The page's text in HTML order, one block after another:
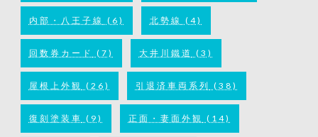
内部・八王子線 (6) 北勢線 (4)
回数券カード (7) 大井川鐵道 (3)
屋根上外観 (26) 引退済車両系列 (38)
復刻塗装車 (9) 正面・妻面外観 (14)